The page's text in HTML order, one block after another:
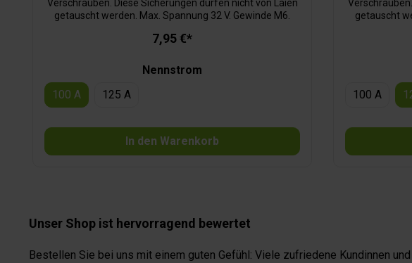
Verschrauben. Diese Sicherungen dürfen nicht von Laien
getauscht werden. Max. Spannung 32 V. Gewinde M6.
7,95 €*
Nennstrom
100 A
125 A
In den Warenkorb
getauscht
100 A
Unser Shop ist hervorragend bewertet
Bestellen Sie bei uns mit einem guten Gefühl: Viele zufriedene Kundinnen